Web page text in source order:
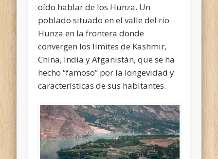
oído hablar de los Hunza. Un
poblado situado en el valle del río
Hunza en la frontera donde
convergen los límites de Kashmir,
China, India y Afganistán, que se ha
hecho “famoso” por la longevidad y
características de sus habitantes.